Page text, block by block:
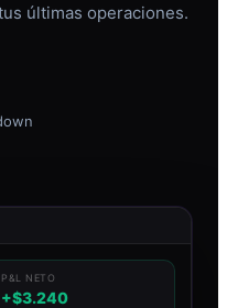
últimas operaciones.
P&L NETO
+$3.240